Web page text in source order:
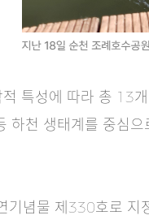
특성에 따라 총 13
하천 생태계를 중심
념물 제330호로 지